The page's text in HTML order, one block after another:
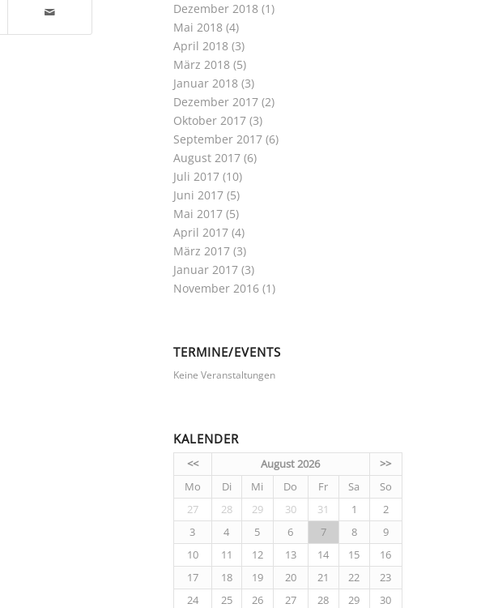
Dezember 2018(1)
Mai 2018(4)
April 2018(3)
März 2018(5)
Januar 2018(3)
Dezember 2017(2)
Oktober 2017(3)
September 2017(6)
August 2017(6)
Juli 2017(10)
Juni 2017(5)
Mai 2017(5)
April 2017(4)
März 2017(3)
Januar 2017(3)
November 2016(1)
TERMINE/EVENTS
Keine Veranstaltungen
KALENDER
<< August 2026
>>
Mo
Di Mi Do Fr Sa
So
27
28 29 30 31 1
2
3
4 5 6 7 8
9
10
11 12 13 14 15
16
17
18 19 20 21 22
23
24
25 26 27 28 29
30